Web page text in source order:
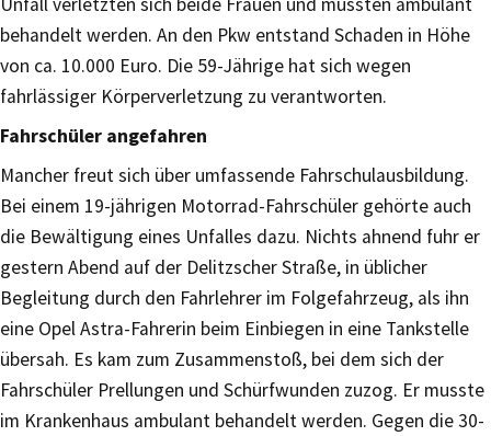
behandelt werden. An den Pkw entstand Schaden in Höhe
von ca. 10.000 Euro. Die 59-Jährige hat sich wegen
fahrlässiger Körperverletzung zu verantworten.
Fahrschüler angefahren
Mancher freut sich über umfassende Fahrschulausbildung.
Bei einem 19-jährigen Motorrad-Fahrschüler gehörte auch
die Bewältigung eines Unfalles dazu. Nichts ahnend fuhr er
gestern Abend auf der Delitzscher Straße, in üblicher
Begleitung durch den Fahrlehrer im Folgefahrzeug, als ihn
eine Opel Astra-Fahrerin beim Einbiegen in eine Tankstelle
übersah. Es kam zum Zusammenstoß, bei dem sich der
Fahrschüler Prellungen und Schürfwunden zuzog. Er musste
im Krankenhaus ambulant behandelt werden. Gegen die 30-